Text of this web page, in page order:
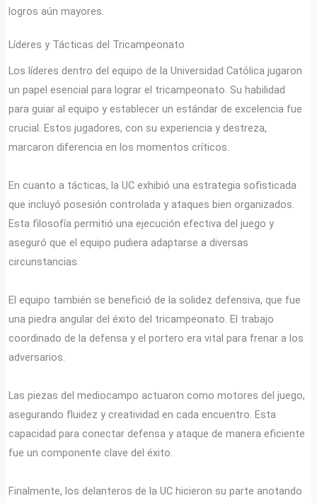
logros aún mayores.
Líderes y Tácticas del Tricampeonato
Los líderes dentro del equipo de la Universidad Católica jugaron
un papel esencial para lograr el tricampeonato. Su habilidad
para guiar al equipo y establecer un estándar de excelencia fue
crucial. Estos jugadores, con su experiencia y destreza,
marcaron diferencia en los momentos críticos.
En cuanto a tácticas, la UC exhibió una estrategia sofisticada
que incluyó posesión controlada y ataques bien organizados.
Esta filosofía permitió una ejecución efectiva del juego y
aseguró que el equipo pudiera adaptarse a diversas
circunstancias.
El equipo también se benefició de la solidez defensiva, que fue
una piedra angular del éxito del tricampeonato. El trabajo
coordinado de la defensa y el portero era vital para frenar a los
adversarios.
Las piezas del mediocampo actuaron como motores del juego,
asegurando fluidez y creatividad en cada encuentro. Esta
capacidad para conectar defensa y ataque de manera eficiente
fue un componente clave del éxito.
Finalmente, los delanteros de la UC hicieron su parte anotando